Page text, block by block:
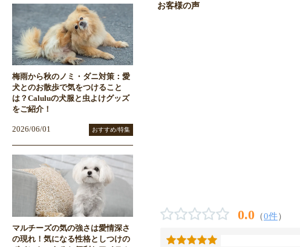
お客様の声
0.0 （0件）
梅雨から秋のノミ・ダニ対策：愛
犬とのお散歩で気をつけること
は？Caluluの犬服と虫よけグッズ
をご紹介！
2026/06/01 おすすめ/特集
マルチーズの気の強さは愛情深さ
の現れ！気になる性格としつけの